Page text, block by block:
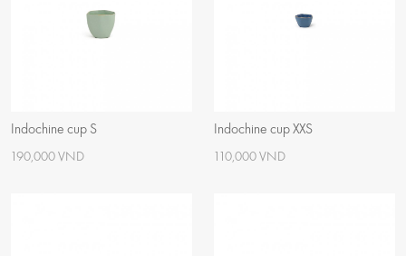
Indochine cup S
190,000 VND
Indochine cup XXS
110,000 VND